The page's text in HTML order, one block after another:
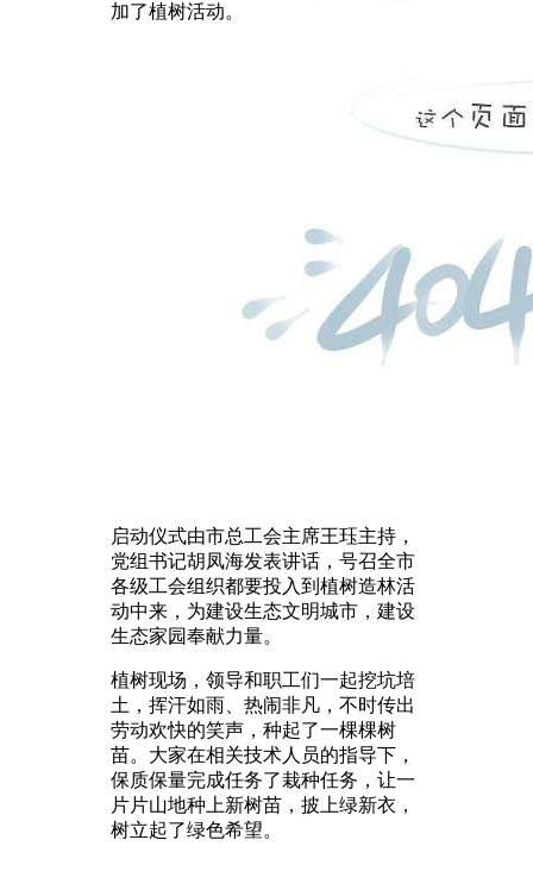
加了植树活动。
启动仪式由市总工会主席王珏主持，
党组书记胡凤海发表讲话，号召全市
各级工会组织都要投入到植树造林活
动中来，为建设生态文明城市，建设
生态家园奉献力量。
植树现场，领导和职工们一起挖坑培
土，挥汗如雨、热闹非凡，不时传出
劳动欢快的笑声，种起了一棵棵树
苗。大家在相关技术人员的指导下，
保质保量完成任务了栽种任务，让一
片片山地种上新树苗，披上绿新衣，
树立起了绿色希望。